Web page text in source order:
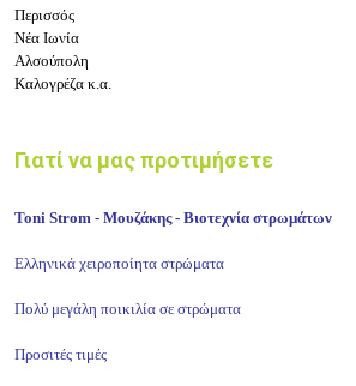
Περισσός
Νέα Ιωνία
Αλσούπολη
Καλογρέζα κ.α.
Γιατί να μας προτιμήσετε
Toni Strom - Μουζάκης - Βιοτεχνία στρωμάτων
Ελληνικά χειροποίητα στρώματα
Πολύ μεγάλη ποικιλία σε στρώματα
Προσιτές τιμές